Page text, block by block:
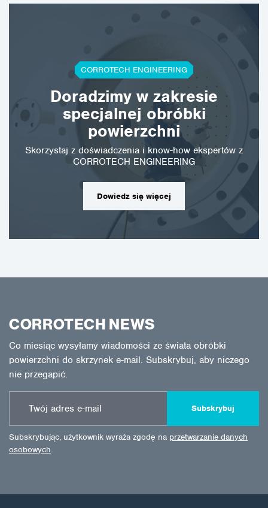
CORROTECH ENGINEERING
Doradzimy w zakresie
specjalnej obróbki
powierzchni
Skorzystaj z doświadczenia i know-how ekspertów z
CORROTECH ENGINEERING
Dowiedz się więcej
CORROTECH NEWS
Co miesiąc wysyłamy wiadomości ze świata obróbki
powierzchni do skrzynek e-mail. Subskrybuj, aby niczego
nie przegapić.
Subskrybuj
Subskrybując, użytkownik wyraża zgodę na przetwarzanie danych
osobowych.